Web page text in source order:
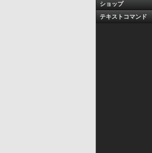
ショップ
テキストコマンド